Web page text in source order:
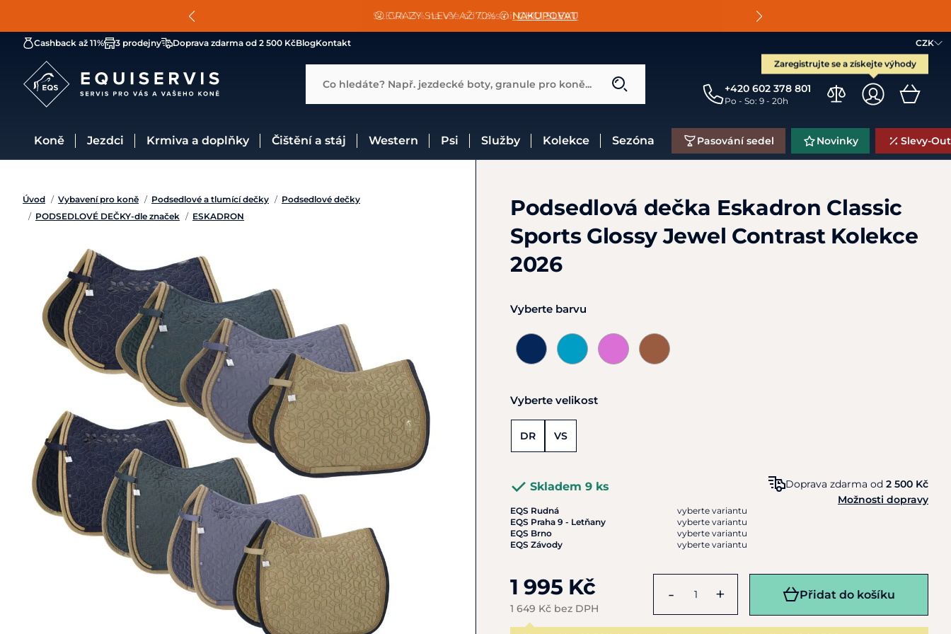
SLEVA 13% na vše od Cassini! CHCI SLEVU
😮 CRAZY SLEVY AŽ 70% 😮 NAKUPOVAT
📐Pasování a doplňky k vybraným sedlům ZDARMA 🐴
CZK
Zaregistrujte se a získejte výhody
+420 602 378 801
Po - So: 9 - 20h
Cashback až 11% 3 prodejny Doprava zdarma od 2 500 KčBlogKontakt
Co hledáte? Např. jezdecké boty, granule pro koně...
Koně Jezdci Krmiva a doplňky Čištění a stáj Western Psi Služby Kolekce Sezóna Pasování sedel Novinky Slevy-
Úvod / Vybavení pro koně / Podsedlové a tlumící dečky / Podsedlové dečky
/ PODSEDLOVÉ DEČKY-dle značek / ESKADRON
Podsedlová dečka Eskadron Classic
Sports Glossy Jewel Contrast Kolekce
2026
Vyberte barvu
Vyberte velikost
DR VS
Skladem 9 ks
EQS Rudná
vyberte variantu
EQS Praha 9 - Letňany
vyberte variantu
EQS Brno
vyberte variantu
EQS Závody
vyberte variantu
Doprava zdarma od 2 500 Kč
Možnosti dopravy
1 995 Kč
1 649 Kč bez DPH
- + Přidat do košíku